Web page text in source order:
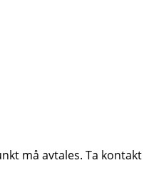
må avtales. Ta kontakt